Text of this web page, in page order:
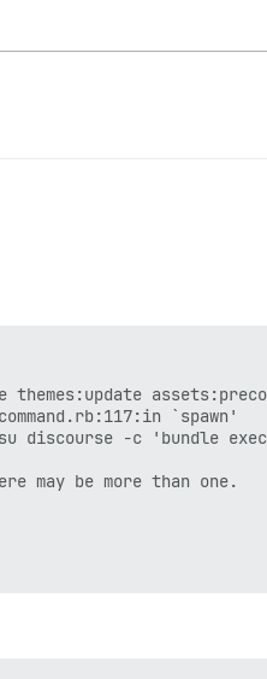
themes:update
`spawn'
discourse -c 'bundle
may be more than one.